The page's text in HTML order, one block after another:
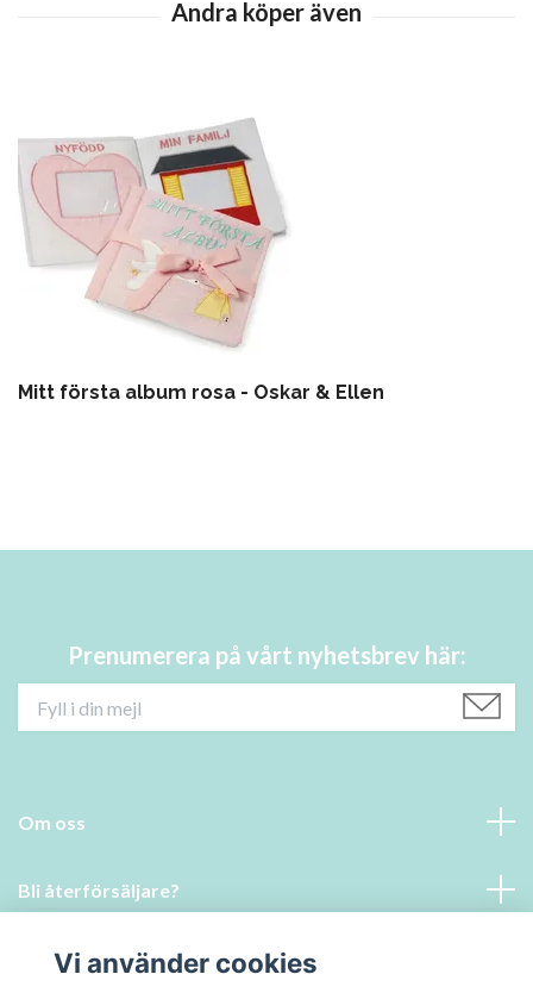
Mitt första album rosa - Oskar & Ellen
Prenumerera på vårt nyhetsbrev här:
Om oss
Bli återförsäljare?
Läs merVi använder cookies